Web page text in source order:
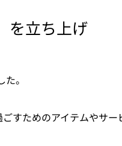
を立ち上げ
。
すためのアイテムやサー